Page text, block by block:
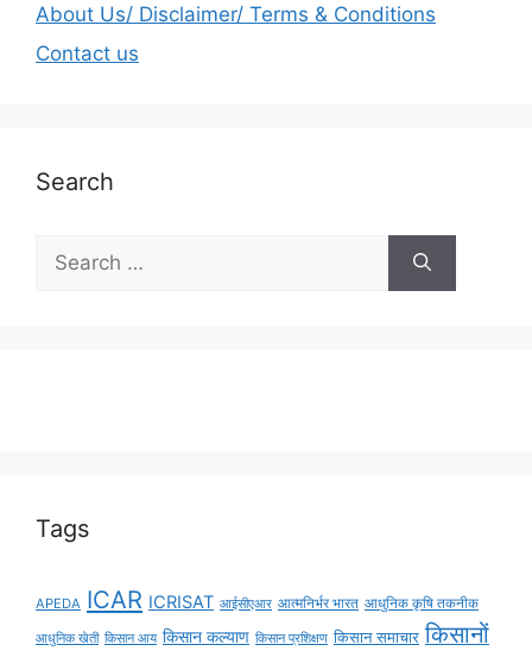
About Us/ Disclaimer/ Terms & Conditions
Contact us
Search
Tags
APEDA ICAR ICRISAT आईसीएआर आत्मनिर्भर भारत आधुनिक कृषि तकनीक
आधुनिक खेती किसान आय किसान कल्याण किसान प्रशिक्षण किसान समाचार किसानों